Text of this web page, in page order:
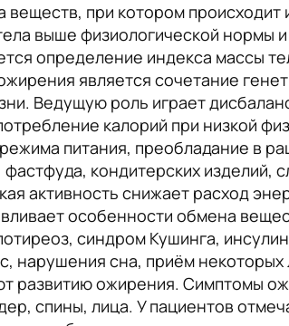
при котором происходит
выше физиологической нормы
определение индекса массы
является сочетание
Ведущую роль играет
калорий при низкой
питания, преобладание в
кондитерских изделий,
активность снижает расход
особенности обмена
синдром Кушинга,
нарушения сна, приём некоторых
развитию ожирения. Симптомы
спины, лица. У пациентов